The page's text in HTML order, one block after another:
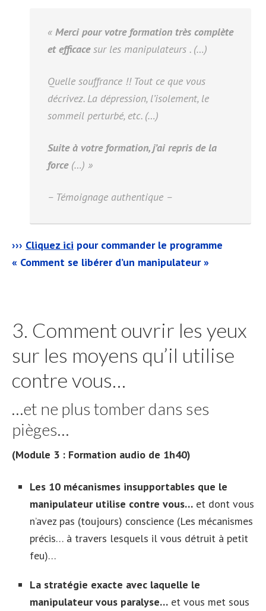
« Merci pour votre formation très complète
et efficacesur les manipulateurs . (…)
Quelle souffrance !! Tout ce que vous
décrivez. La dépression, l’isolement, le
sommeil perturbé, etc. (…)
Suite à votre formation, j’ai repris de la
force(…) »
– Témoignage authentique –
››› Cliquez ici pour commander le programme
« Comment se libérer d’un manipulateur »
3. Comment ouvrir les yeux
sur les moyens qu’il utilise
contre vous…
…et ne plus tomber dans ses
pièges…
(Module 3 : Formation audio de 1h40)
Les 10 mécanismes insupportables que le
manipulateur utilise contre vous… et dont vous
n’avez pas (toujours) conscience (Les mécanismes
précis… à travers lesquels il vous détruit à petit
feu)…
La stratégie exacte avec laquelle le
manipulateur vous paralyse… et vous met sous